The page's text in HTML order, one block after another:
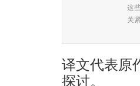
这
关
译文代表原
探讨。